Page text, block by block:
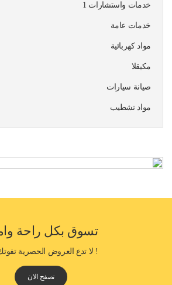
1 خدمات واستشارات
خدمات عامة
مواد كهربائية
مكيقلا
صيانة سيارات
مواد تشطيب
تسوق بكل راحة
! لا تدع العروض الحصرية
تصفح الان